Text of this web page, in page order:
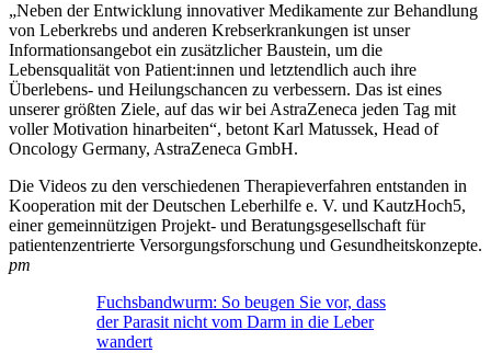
„Neben der Entwicklung innovativer Medikamente zur Behandlung
von Leberkrebs und anderen Krebserkrankungen ist unser
Informationsangebot ein zusätzlicher Baustein, um die
Lebensqualität von Patient:innen und letztendlich auch ihre
Überlebens- und Heilungschancen zu verbessern. Das ist eines
unserer größten Ziele, auf das wir bei AstraZeneca jeden Tag mit
voller Motivation hinarbeiten“, betont Karl Matussek, Head of
Oncology Germany, AstraZeneca GmbH.
Die Videos zu den verschiedenen Therapieverfahren entstanden in
Kooperation mit der Deutschen Leberhilfe e. V. und KautzHoch5,
einer gemeinnützigen Projekt- und Beratungsgesellschaft für
patientenzentrierte Versorgungsforschung und Gesundheitskonzepte.
pm
Fuchsbandwurm: So beugen Sie vor, dass
der Parasit nicht vom Darm in die Leber
wandert